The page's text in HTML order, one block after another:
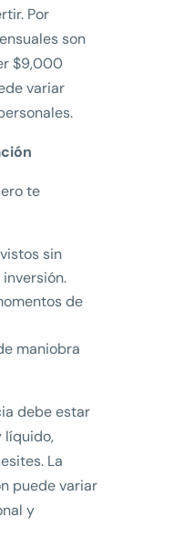
Por
son
$9,000
variar
te
sin
de
maniobra
debe estar
líquido,
La
puede variar
y